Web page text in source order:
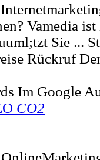
Vamedia
Sie ...
Rückruf
Im Google
CO2